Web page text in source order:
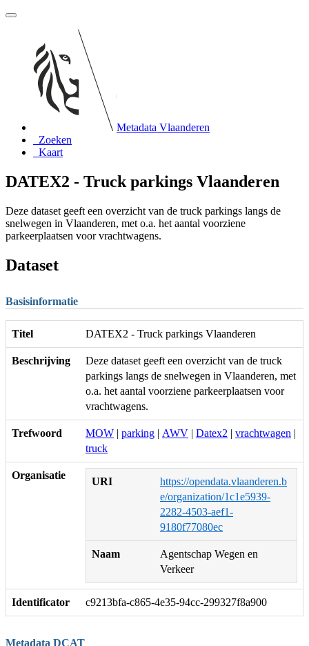
Metadata Vlaanderen
Zoeken
Kaart
DATEX2 - Truck parkings Vlaanderen
Deze dataset geeft een overzicht van de truck parkings langs de
snelwegen in Vlaanderen, met o.a. het aantal voorziene
parkeerplaatsen voor vrachtwagens.
Dataset
Basisinformatie
Titel DATEX2 - Truck parkings Vlaanderen
Beschrijving
Deze dataset geeft een overzicht van de truck
parkings langs de snelwegen in Vlaanderen, met
o.a. het aantal voorziene parkeerplaatsen voor
vrachtwagens.
Trefwoord MOW | parking | AWV | Datex2 | vrachtwagen |
truck
Organisatie
URI
https://opendata.vlaanderen.b
e/organization/1c1e5939-
2282-4503-aef1-
9180f77080ec
Naam
Agentschap Wegen en
Verkeer
Identificator c9213bfa-c865-4e35-94cc-299327f8a900
Metadata DCAT